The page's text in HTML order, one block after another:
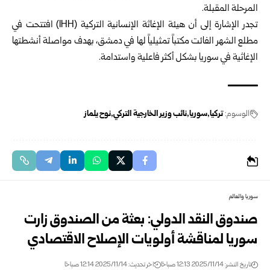
المرحلة المقبلة.
تجدر الإشارة إلى أن هيئة الإغاثة الإنسانية التركية (IHH) افتتحت في
مطلع الشهر الفائت مكتباً تمثيلياً لها في دمشق، بهدف مواصلة أنشطتها
الإغاثية في سوريا بشكل أكثر فاعلية واستدامة.
الوسوم:تركيا سوريا نائب وزير الخارجية التركي نوح يلماز
سوريا والعالم
صندوق النقد الدولي: بعثة من الصندوق زارت
سوريا لمناقشة أولويات الإصلاح الاقتصادي
تاريخ النشر: 2025/11/14 12:13 صباحًا اخر تحديث: 2025/11/14 12:14 صباحًا